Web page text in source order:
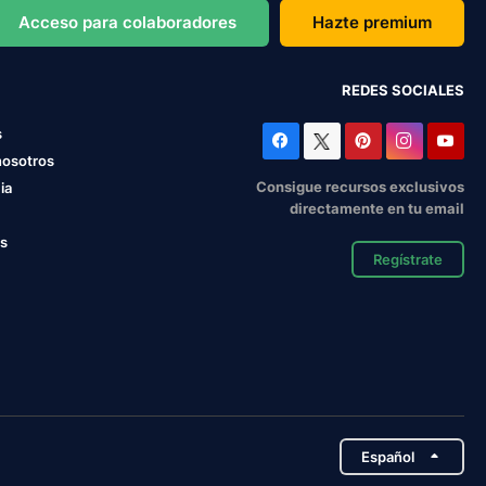
Acceso para colaboradores Hazte premium
REDES SOCIALES
Consigue recursos exclusivos
directamente en tu email
Regístrate
Español